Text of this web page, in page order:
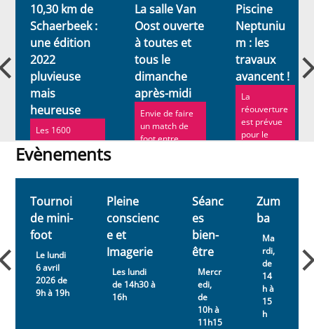
10,30 km de
Schaerbeek :
une édition
2022
pluvieuse
mais
heureuse
Les 1600
coureuses et
coureurs de
édition de la
La salle Van
Oost ouverte
à toutes et
tous le
dimanche
après-midi
Envie de faire
un match de
foot entre
collègu...
Piscine
Neptuniu
m : les
travaux
avancent !
La
réouverture
est prévue
pour le
Evènements
Evènements
Tournoi
de mini-
foot
Le lundi
6 avril
2026 de
9h à 19h
Pleine
conscienc
e et
Imagerie
Les lundi
de 14h30 à
16h
Séanc
es
bien-
être
Mercr
edi,
de
10h à
11h15
Zum
ba
Ma
rdi,
de
14
h à
15
h